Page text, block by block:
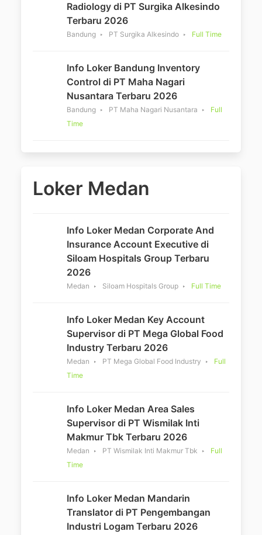
Radiology di PT Surgika Alkesindo
Terbaru 2026
Bandung PT Surgika Alkesindo Full Time
Info Loker Bandung Inventory
Control di PT Maha Nagari
Nusantara Terbaru 2026
Bandung PT Maha Nagari Nusantara
Full
Time
Loker Medan
Info Loker Medan Corporate And
Insurance Account Executive di
Siloam Hospitals Group Terbaru
2026
Medan Siloam Hospitals Group Full Time
Info Loker Medan Key Account
Supervisor di PT Mega Global Food
Industry Terbaru 2026
Medan PT Mega Global Food Industry
Full
Time
Info Loker Medan Area Sales
Supervisor di PT Wismilak Inti
Makmur Tbk Terbaru 2026
Medan PT Wismilak Inti Makmur Tbk
Full
Time
Info Loker Medan Mandarin
Translator di PT Pengembangan
Industri Logam Terbaru 2026